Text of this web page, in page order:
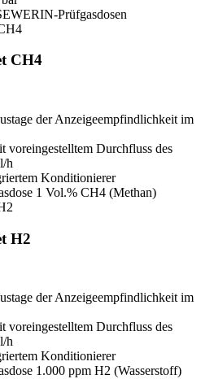
Prüfgasdosen
CH4
der Anzeigeempfindlichkeit im
voreingestelltem Durchfluss des
h
Konditionierer
1 Vol.% CH4 (Methan)
H2
der Anzeigeempfindlichkeit im
voreingestelltem Durchfluss des
h
Konditionierer
1.000 ppm H2 (Wasserstoff)